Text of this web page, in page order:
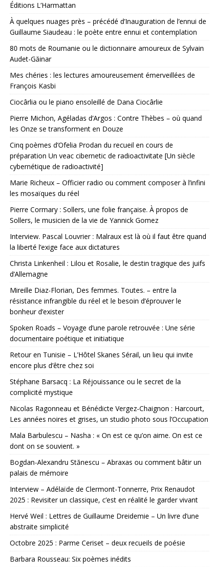
Éditions L’Harmattan
À quelques nuages près – précédé d’Inauguration de l’ennui de
Guillaume Siaudeau : le poète entre ennui et contemplation
80 mots de Roumanie ou le dictionnaire amoureux de Sylvain
Audet-Găinar
Mes chéries : les lectures amoureusement émerveillées de
François Kasbi
Ciocârlia ou le piano ensoleillé de Dana Ciocârlie
Pierre Michon, Agéladas d’Argos : Contre Thèbes – où quand
les Onze se transforment en Douze
Cinq poèmes d’Ofelia Prodan du recueil en cours de
préparation Un veac cibernetic de radioactivitate [Un siècle
cybernétique de radioactivité]
Marie Richeux – Officier radio ou comment composer à l’infini
les mosaïques du réel
Pierre Cormary : Sollers, une folie française. À propos de
Sollers, le musicien de la vie de Yannick Gomez
Interview. Pascal Louvrier : Malraux est là où il faut être quand
la liberté l’exige face aux dictatures
Christa Linkenheil : Lilou et Rosalie, le destin tragique des juifs
d’Allemagne
Mireille Diaz-Florian, Des femmes. Toutes. – entre la
résistance infrangible du réel et le besoin d’éprouver le
bonheur d’exister
Spoken Roads – Voyage d’une parole retrouvée : Une série
documentaire poétique et initiatique
Retour en Tunisie – L’Hôtel Skanes Sérail, un lieu qui invite
encore plus d’être chez soi
Stéphane Barsacq : La Réjouissance ou le secret de la
complicité mystique
Nicolas Ragonneau et Bénédicte Vergez-Chaignon : Harcourt,
Les années noires et grises, un studio photo sous l’Occupation
Mala Barbulescu – Nasha : « On est ce qu’on aime. On est ce
dont on se souvient. »
Bogdan-Alexandru Stănescu – Abraxas ou comment bâtir un
palais de mémoire
Interview – Adélaïde de Clermont-Tonnerre, Prix Renaudot
2025 : Revisiter un classique, c’est en réalité le garder vivant
Hervé Weil : Lettres de Guillaume Dreidemie – Un livre d’une
abstraite simplicité
Octobre 2025 : Parme Ceriset – deux recueils de poésie
Barbara Rousseau: Six poèmes inédits